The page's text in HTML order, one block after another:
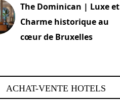
The Dominican | Luxe et
Charme historique au
cœur de Bruxelles
ACHAT-VENTE HOTELS